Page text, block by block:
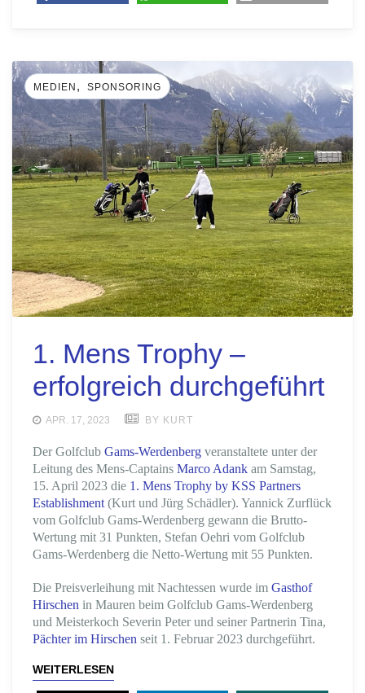
MEDIEN , SPONSORING
1. Mens Trophy –
erfolgreich durchgeführt
APR. 17, 2023 BY KURT
Der Golfclub Gams-Werdenberg veranstaltete unter der
Leitung des Mens-Captains Marco Adank am Samstag,
15. April 2023 die 1. Mens Trophy by KSS Partners
Establishment (Kurt und Jürg Schädler). Yannick Zurflück
vom Golfclub Gams-Werdenberg gewann die Brutto-
Wertung mit 31 Punkten, Stefan Oehri vom Golfclub
Gams-Werdenberg die Netto-Wertung mit 55 Punkten.
Die Preisverleihung mit Nachtessen wurde im Gasthof
Hirschen in Mauren beim Golfclub Gams-Werdenberg
und Meisterkoch Severin Peter und seiner Partnerin Tina,
Pächter im Hirschen seit 1. Februar 2023 durchgeführt.
WEITERLESEN